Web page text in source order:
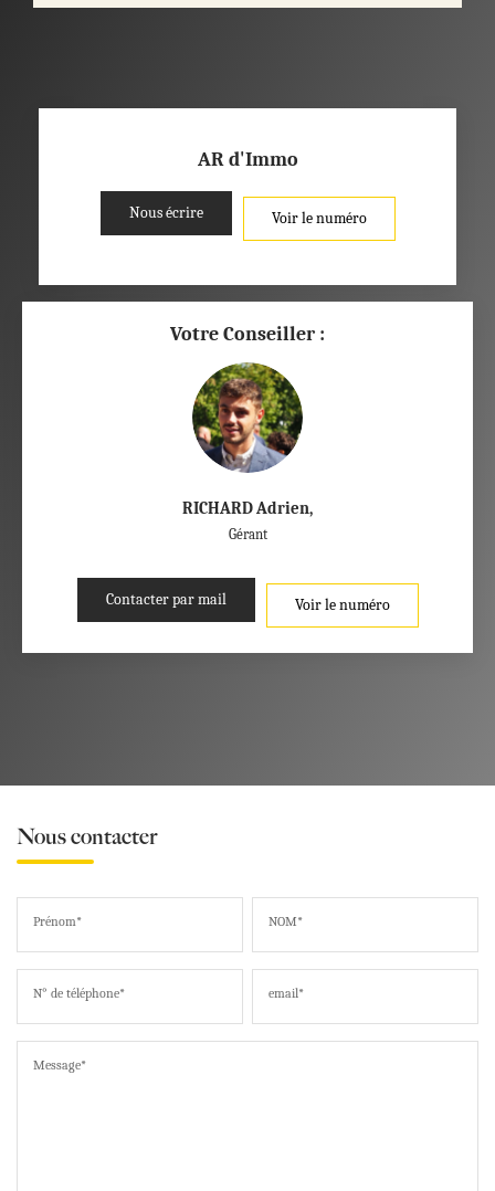
AR d'Immo
Nous écrire Voir le numéro
Votre Conseiller :
RICHARD Adrien,
Gérant
Contacter par mail Voir le numéro
Nous contacter
Prénom* NOM*
N° de téléphone* email*
Message*